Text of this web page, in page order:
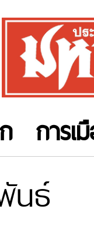
การเ
นธ์